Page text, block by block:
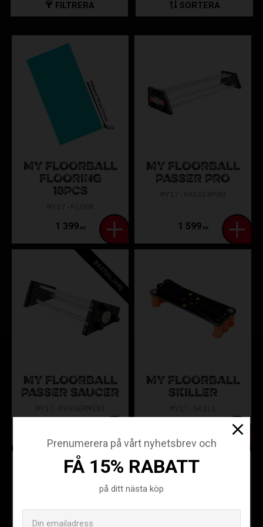
Omfattande utrustning och träning: My Floorball erbjuder ett
utrustning säkerställer att du är på topp, både under träning
Träna var som helst, när som helst:My Floorballs innovativa
produkter, godkända av proffs, ger dig möjlighet att träna när
och var du vill. Med unika träningshjälpmedel och en gratis
interaktiv app kan du vässa viktiga färdigheter som
bollkontroll, reaktionstid och koordination.
Varför välja My Floorball:
Första företaget som erbjuder träningshjälpmedel för alla
färdighetsnivåer
Patenterad teknologi för våra produkter
Interaktiv app för förbättrad träning
Designade och testade av proffs för hållbarhet och
kvalitet
Bärbara och mångsidiga, omvandlar vilken yta som helst
till din träningsplats
Upplev transformationen i din innebandyresa idag.
FILTRERA SORTERA
MY FLOORBALL
FLOORING
18PCS
1 399KR
MY FLOORBALL
PASSER PRO
1 599KR
MY FLOORBALL
PASSER SAUCER
BÄSTSÄLJARE
MY FLOORBALL
SKILLER
Prenumerera på vårt nyhetsbrev och
FÅ 15% RABATT
på ditt nästa köp